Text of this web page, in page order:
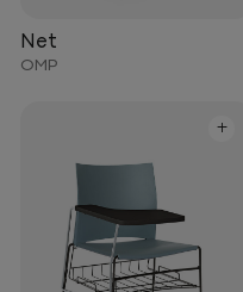
Net
OMP
+